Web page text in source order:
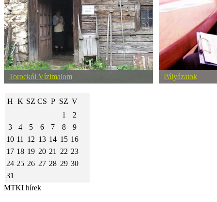
Torockói Vízimalom Pályázatok
H K SZ CS P SZ V
1
2
3
4 5 6 7 8
9
10 11 12 13 14 15 16
17 18 19 20 21 22 23
24 25 26 27 28 29 30
31
MTKI hírek